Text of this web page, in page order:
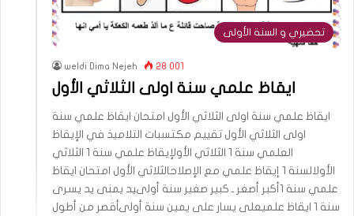
تحضيري و السنة الأولى
weldi Dima Nejeh 28 001
ايقاظ علمي سنة اولى الثلاثي الأول
ايقاظ علمي سنة اولى الثلاثي الأول امتحان ايقاظ علمي سنة
اولى الثلاثي الأول تقييم مكتسبات التلاميذ في الإيقاظ
العلمي سنة 1 الثلاثي الأولإيقاظ علمي سنة 1 الثلاثي
الأولالسنة 1 إيقاظ علمي مع الإصلاحالثلاثي الأول امتحان ايقاظ
علمي سنة 1أكبر أصغر ـ كبير صغير سنة أولىيد يمنى يد يسرى
سنة 1 ايقاظ علميعلى يسار على يمين سنة أولىأقصر من أطول